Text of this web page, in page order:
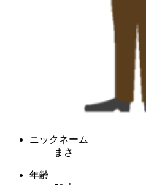
ニックネーム
まさ
年齢